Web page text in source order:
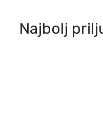
Najbolj